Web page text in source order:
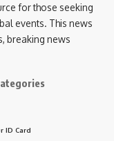
for those seeking
events. This news
breaking news
ID Card